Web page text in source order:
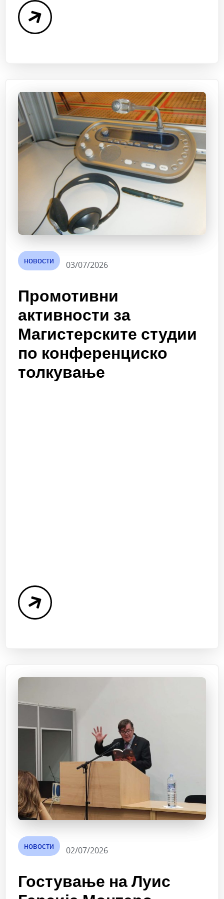
новости 03/07/2026
Промотивни
активности за
Магистерските студии
по конференциско
толкување
новости 02/07/2026
Гостување на Луис